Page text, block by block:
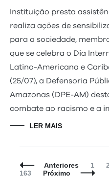
Instituição presta
realiza ações de
para a sociedade,
que se celebra o Dia
Latino-Americana e
(25/07), a Defensoria
Amazonas (DPE-AM)
combate ao racismo e a
LER MAIS
Navegação
de
Anteriores Página
1
163
Próximo